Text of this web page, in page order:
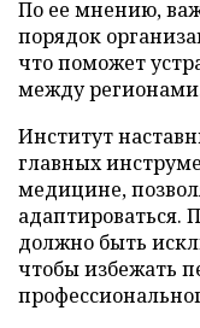
По ее мнению,
порядок
что поможет
между
Институт
главных
медицине,
адаптироваться.
должно быть
чтобы избежать